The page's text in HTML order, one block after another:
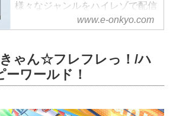
様々なジャンルをハイレゾで配信
中。WAV・flac・DSDなど各種フ
ォーマット選択も可能。ハイレゾ
www.e-onkyo.com
ゃん☆フレフレっ！/ハ
ーワールド！